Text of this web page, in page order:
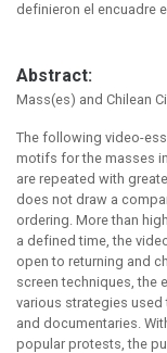
definieron el encuadre
Abstract:
Mass(es) and Chilean
The following video-
motifs for the masses
are repeated with
does not draw a
ordering. More than
a defined time, the
open to returning and
screen techniques, the
various strategies
and documentaries.
popular protests, the